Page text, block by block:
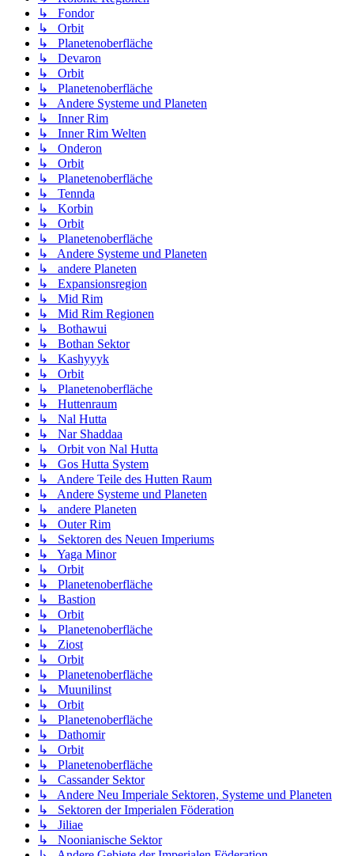
↳ Fondor
↳ Orbit
↳ Planetenoberfläche
↳ Devaron
↳ Orbit
↳ Planetenoberfläche
↳ Andere Systeme und Planeten
↳ Inner Rim
↳ Inner Rim Welten
↳ Onderon
↳ Orbit
↳ Planetenoberfläche
↳ Tennda
↳ Korbin
↳ Orbit
↳ Planetenoberfläche
↳ Andere Systeme und Planeten
↳ andere Planeten
↳ Expansionsregion
↳ Mid Rim
↳ Mid Rim Regionen
↳ Bothawui
↳ Bothan Sektor
↳ Kashyyyk
↳ Orbit
↳ Planetenoberfläche
↳ Huttenraum
↳ Nal Hutta
↳ Nar Shaddaa
↳ Orbit von Nal Hutta
↳ Gos Hutta System
↳ Andere Teile des Hutten Raum
↳ Andere Systeme und Planeten
↳ andere Planeten
↳ Outer Rim
↳ Sektoren des Neuen Imperiums
↳ Yaga Minor
↳ Orbit
↳ Planetenoberfläche
↳ Bastion
↳ Orbit
↳ Planetenoberfläche
↳ Ziost
↳ Orbit
↳ Planetenoberfläche
↳ Muunilinst
↳ Orbit
↳ Planetenoberfläche
↳ Dathomir
↳ Orbit
↳ Planetenoberfläche
↳ Cassander Sektor
↳ Andere Neu Imperiale Sektoren, Systeme und Planeten
↳ Sektoren der Imperialen Föderation
↳ Jiliae
↳ Noonianische Sektor